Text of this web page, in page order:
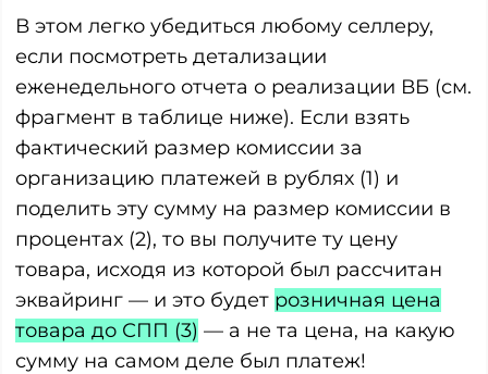
В этом легко убедиться любому селлеру,
если посмотреть детализации
еженедельного отчета о реализации ВБ (см.
фрагмент в таблице ниже). Если взять
фактический размер комиссии за
организацию платежей в рублях (1) и
поделить эту сумму на размер комиссии в
процентах (2), то вы получите ту цену
товара, исходя из которой был рассчитан
эквайринг — и это будет розничная цена
товара до СПП (3) — а не та цена, на какую
сумму на самом деле был платеж!